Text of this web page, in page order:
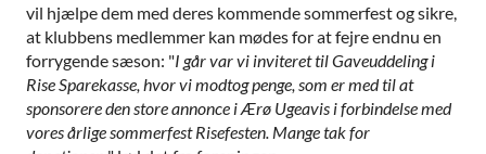
vil hjælpe dem med deres kommende sommerfest og sikre,
at klubbens medlemmer kan mødes for at fejre endnu en
forrygende sæson: "I går var vi inviteret til Gaveuddeling i
Rise Sparekasse, hvor vi modtog penge, som er med til at
sponsorere den store annonce i Ærø Ugeavis i forbindelse med
vores årlige sommerfest Risefesten. Mange tak for